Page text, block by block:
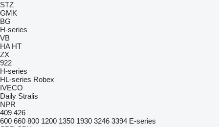
STZ
GMK
BG
H-series
VB
HA HT
ZX
922
H-series
HL-series Robex
IVECO
Daily Stralis
NPR
409 426
600 660 800 1200 1350 1930 3246 3394 E-series